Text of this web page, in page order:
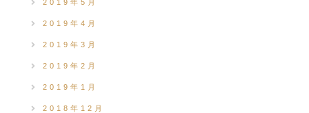
2019年5月
2019年4月
2019年3月
2019年2月
2019年1月
2018年12月